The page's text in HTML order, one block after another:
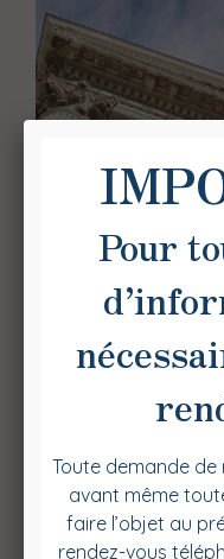
Défense
victimes